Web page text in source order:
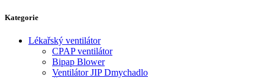
Kategorie
Lékařský ventilátor
CPAP ventilátor
Bipap Blower
Ventilátor JIP Dmychadlo